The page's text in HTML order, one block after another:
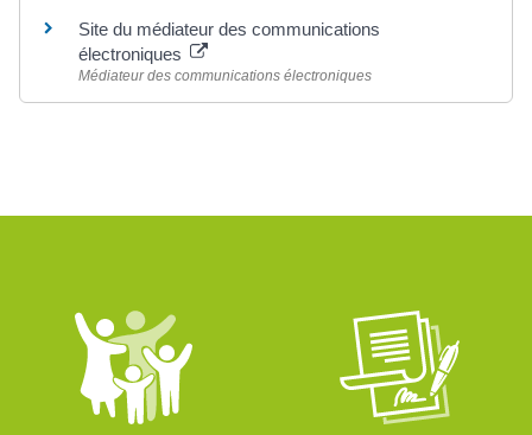
Site du médiateur des communications
électroniques
Médiateur des communications électroniques